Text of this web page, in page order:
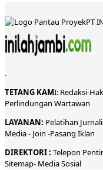
PT
.
TETANG KAMI: Redaksi-
Perlindungan Wartawan
LAYANAN: Pelatihan
Media- Join -Pasang Iklan
DIREKTORI: Telepon
Sitemap- Media Sosial